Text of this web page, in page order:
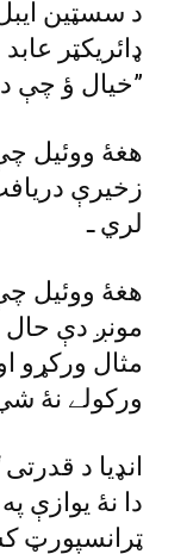
د سسټين
ډائريکټر
خيال ؤ چې د قدرتى ګيس ذخيرې به چرته ختمې نۀ شي ـ”
زخيرې
لري ـ
هغۀ ووئيل
مونږ دې حال
مثال ورکړو
ورکولے نۀ
انډيا د
دا نۀ يوازې
ټرانسپورټ